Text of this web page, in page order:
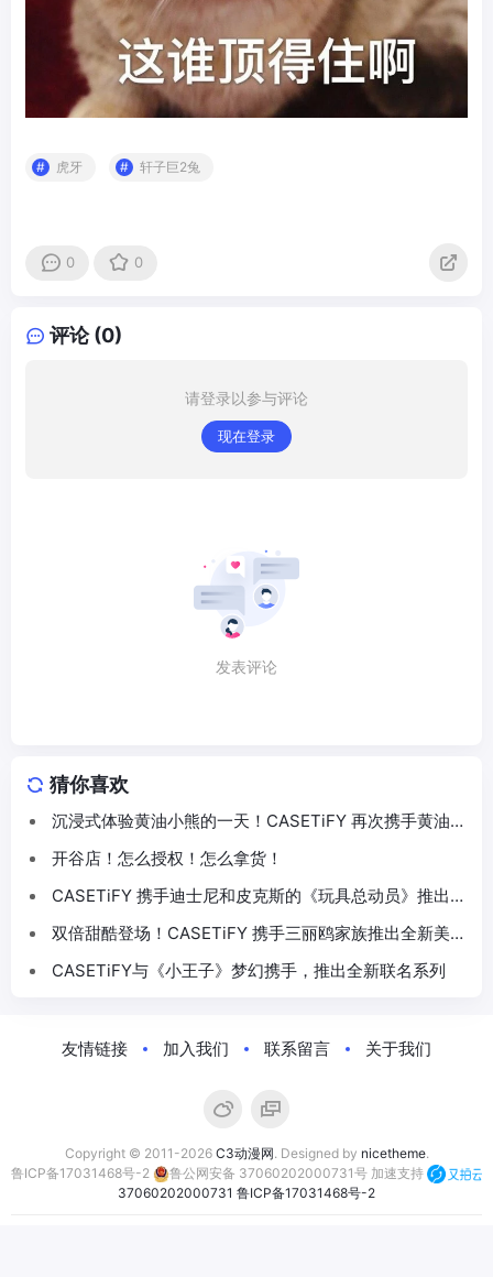
虎牙 轩子巨2兔
0 0
评论 (0)
请登录以参与评论
现在登录
发表评论
猜你喜欢
沉浸式体验黄油小熊的一天！CASETiFY 再次携手黄油小
熊推出联名系列
开谷店！怎么授权！怎么拿货！
CASETiFY 携手迪士尼和皮克斯的《玩具总动员》推出
30 周年主题联名系列
双倍甜酷登场！CASETiFY 携手三丽鸥家族推出全新美乐
蒂 & 酷洛米联名系列
CASETiFY与《小王子》梦幻携手，推出全新联名系列
友情链接 加入我们 联系留言 关于我们
Copyright © 2011-2026 C3动漫网. Designed by nicetheme.
鲁ICP备17031468号-2
鲁公网安备 37060202000731号 加速支持
37060202000731 鲁ICP备17031468号-2